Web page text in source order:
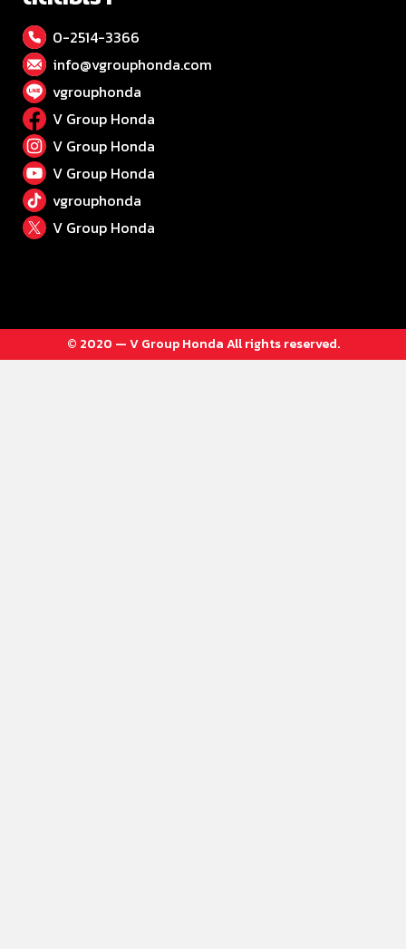
0-2514-3366
info@vgrouphonda.com
vgrouphonda
V Group Honda
V Group Honda
V Group Honda
vgrouphonda
V Group Honda
© 2020 — V Group Honda All rights reserved.